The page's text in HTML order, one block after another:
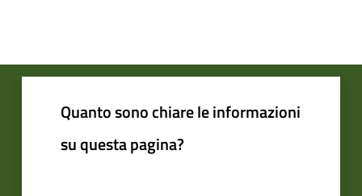
Quanto sono chiare le informazioni
su questa pagina?